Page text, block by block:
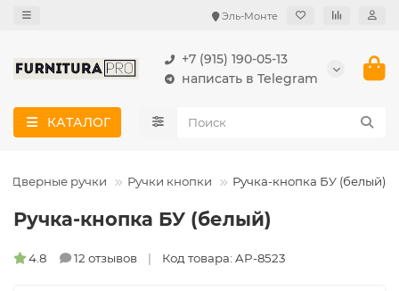
Эль-Монте
+7 (915) 190-05-13
написать в Telegram
КАТАЛОГ
Дверные ручки Ручки кнопки Ручка-кнопка БУ (белый)
Ручка-кнопка БУ (белый)
4.8 12 отзывов Код товара: AP-8523